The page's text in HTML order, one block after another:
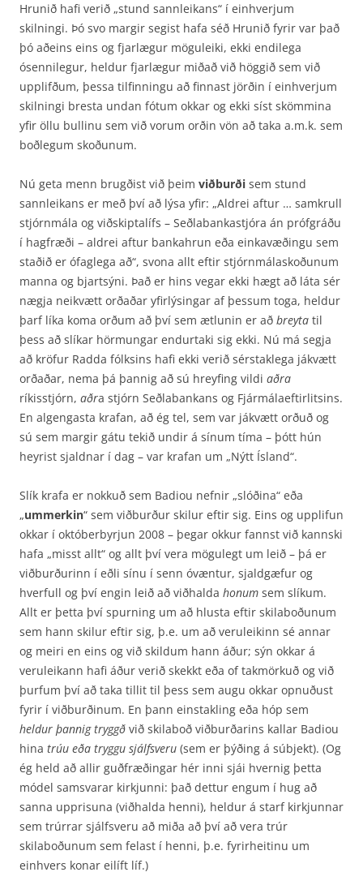
Hrunið hafi verið „stund sannleikans“ í einhverjum
skilningi. Þó svo margir segist hafa séð Hrunið fyrir var það
þó aðeins eins og fjar­lægur möguleiki, ekki endilega
ósennilegur, heldur fjarlægur miðað við höggið sem við
upp­lifðum, þessa tilfinningu að finnast jörðin í einhverjum
skilningi bresta undan fótum okkar og ekki síst skömmina
yfir öllu bullinu sem við vorum orðin vön að taka a.m.k. sem
boðlegum skoðunum.
Nú geta menn brugðist við þeim viðburði sem stund
sannleikans er með því að lýsa yfir: „Aldrei aftur … samkrull
stjórnmála og viðskiptalífs – Seðlabankastjóra án prófgráðu
í hagfræði – aldrei aftur bankahrun eða einkavæðingu sem
staðið er ófaglega að“, svona allt eftir stjórnmála­skoðunum
manna og bjartsýni. Það er hins vegar ekki hægt að láta sér
nægja neikvætt orðaðar yfirlýsingar af þessum toga, heldur
þarf líka koma orðum að því sem ætlunin er að breyta til
þess að slíkar hörmungar endurtaki sig ekki. Nú má segja
að kröfur Radda fólksins hafi ekki verið sérstaklega jákvætt
orðaðar, nema þá þannig að sú hreyfing vildi aðra
ríkisstjórn, aðra stjórn Seðlabankans og Fjármálaeftirlitsins.
En algengasta krafan, að ég tel, sem var jákvætt orðuð og
sú sem margir gátu tekið undir á sínum tíma – þótt hún
heyrist sjaldnar í dag – var krafan um „Nýtt Ísland“.
Slík krafa er nokkuð sem Badiou nefnir „slóðina“ eða
„ummerkin“ sem viðburður skilur eftir sig. Eins og upplifun
okkar í októberbyrjun 2008 – þegar okkur fannst við kannski
hafa „misst allt“ og allt því vera mögulegt um leið – þá er
viðburðurinn í eðli sínu í senn óvæntur, sjaldgæfur og
hverfull og því engin leið að viðhalda honum sem slíkum.
Allt er þetta því spurning um að hlusta eftir skilaboðunum
sem hann skilur eftir sig, þ.e. um að veruleikinn sé annar
og meiri en eins og við skildum hann áður; sýn okkar á
veruleikann hafi áður verið skekkt eða of takmörkuð og við
þurfum því að taka tillit til þess sem augu okkar opnuðust
fyrir í viðburðinum. En þann einstakling eða hóp sem
heldur þannig tryggð við skilaboð viðburðarins kallar Badiou
hina trúu eða tryggu sjálfsveru (sem er þýðing á súbjekt). (Og
ég held að allir guðfræðingar hér inni sjái hvernig þetta
módel samsvarar kirkjunni: það dettur engum í hug að
sanna upprisuna (viðhalda henni), heldur á starf kirkjunnar
sem trúrrar sjálfsveru að miða að því að vera trúr
skilaboðunum sem felast í henni, þ.e. fyrirheitinu um
einhvers konar eilíft líf.)